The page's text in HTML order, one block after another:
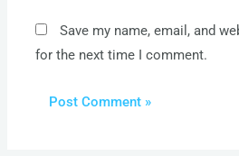
Save my name, email, and
for the next time I comment.